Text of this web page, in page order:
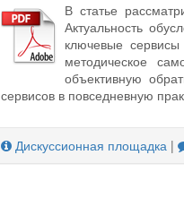
В статье
Актуальность
ключевые сервисы
методическое
объективную
сервисов в повседневную
Дискуссионная площадка |